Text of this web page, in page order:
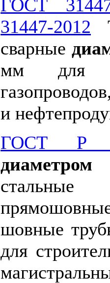
ГОСТ
31447-2012
сварные
мм для
и
ГОСТ Р
диаметром
шовные
для